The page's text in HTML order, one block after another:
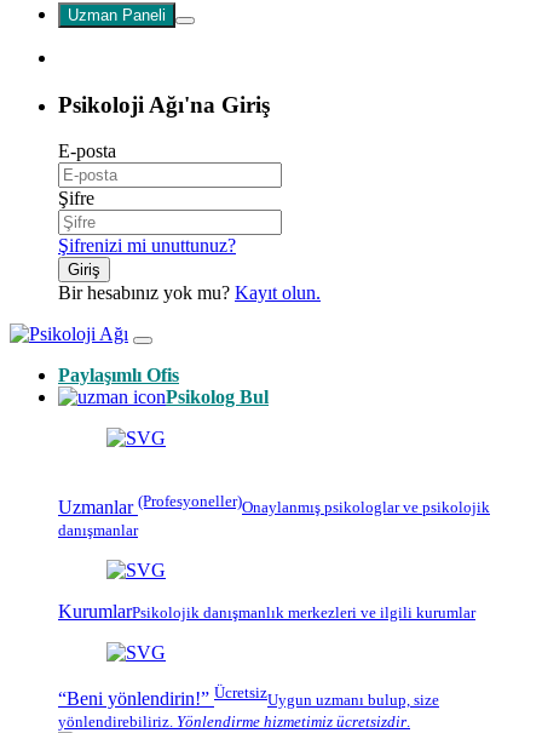
Uzman Paneli
Psikoloji Ağı'na Giriş
E-posta
Şifre
Şifrenizi mi unuttunuz?
Giriş
Bir hesabınız yok mu? Kayıt olun.
Paylaşımlı Ofis
Psikolog Bul
Uzmanlar (Profesyoneller)Onaylanmış psikologlarve psikolojik
danışmanlar
KurumlarPsikolojik danışmanlık merkezleri ve ilgili kurumlar
“Beni yönlendirin!” ÜcretsizUygun uzmanı bulup, size
yönlendirebiliriz. Yönlendirme hizmetimiz ücretsizdir.